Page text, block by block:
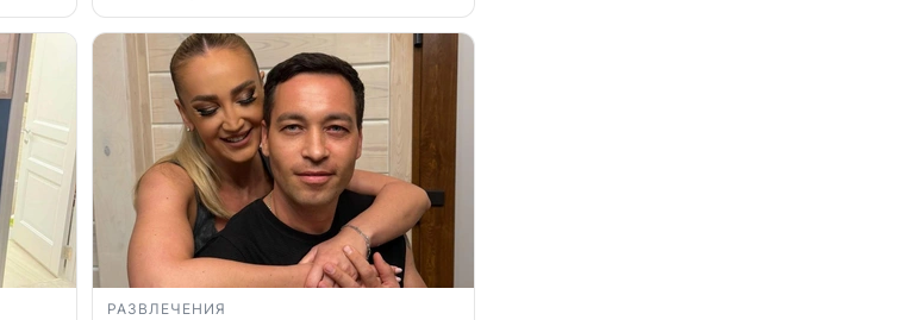
РАЗВЛЕЧЕНИЯ